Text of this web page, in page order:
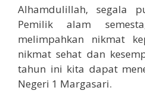
Alhamdulillah, segala
Pemilik alam
melimpahkan nikmat
nikmat sehat dan
tahun ini kita dapat
Negeri 1 Margasari.